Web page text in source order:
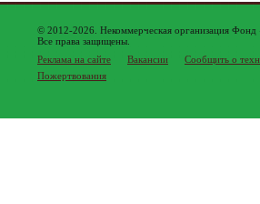
© 2012-2026. Некоммерческая организация Фонд
Все права защищены.
Реклама на сайте
Вакансии
Сообщить о
Пожертвования